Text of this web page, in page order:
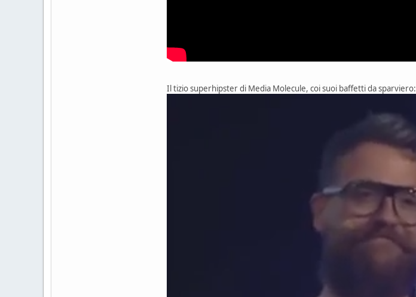
Il tizio superhipster di Media Molecule, coi suoi baffetti da sparviero: